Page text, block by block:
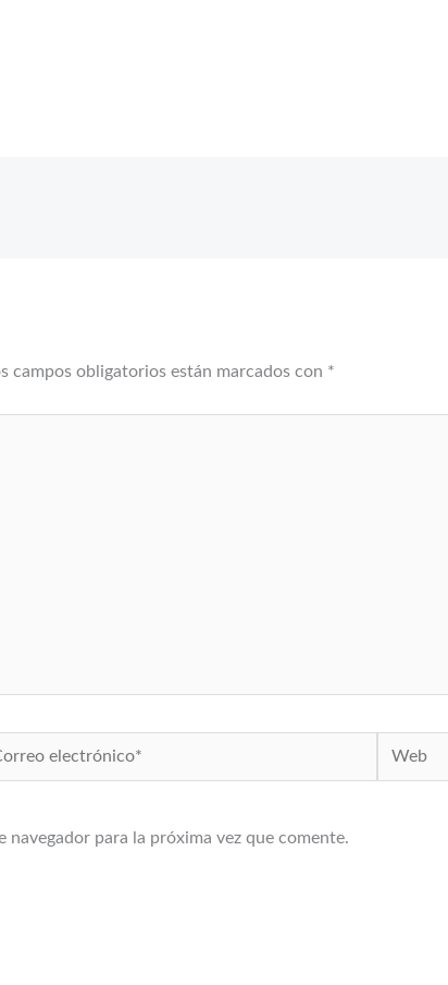
campos obligatorios están marcados con *
Web
para la próxima vez que comente.